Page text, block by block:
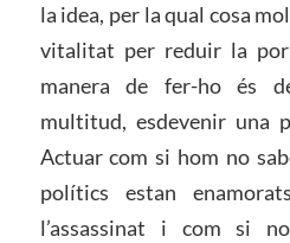
la idea, per la qual cosa
vitalitat per reduir la
manera de fer-ho és
multitud, esdevenir una
Actuar com si hom no
polítics estan
l’assassinat i com si